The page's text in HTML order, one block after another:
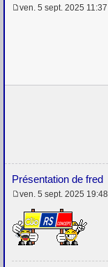
ven. 5 sept. 2025 11:37
Présentation de fred
e
s
s
a
e
ven. 5 sept. 2025 19:48